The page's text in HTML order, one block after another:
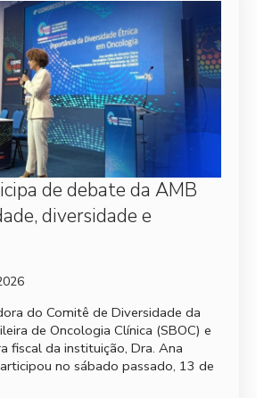
de debate da AMB
diversidade e
do Comitê de Diversidade da
de Oncologia Clínica (SBOC) e
fiscal da instituição, Dra. Ana
no sábado passado, 13 de